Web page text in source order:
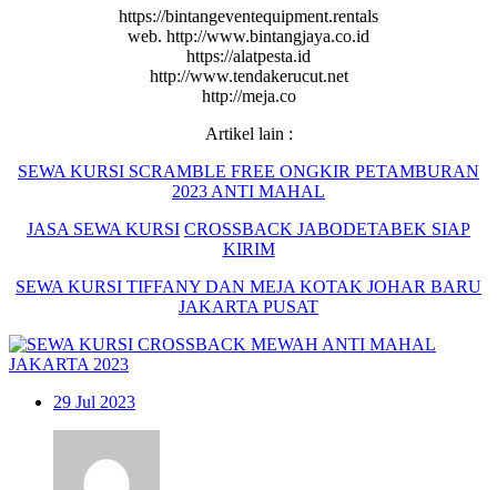
https://bintangeventequipment.rentals
web. http://www.bintangjaya.co.id
https://alatpesta.id
http://www.tendakerucut.net
http://meja.co
Artikel lain :
SEWA KURSI SCRAMBLE FREE ONGKIR PETAMBURAN
2023 ANTI MAHAL
JASA SEWA KURSI CROSSBACK JABODETABEK SIAP
KIRIM
SEWA KURSI TIFFANY DAN MEJA KOTAK JOHAR BARU
JAKARTA PUSAT
29 Jul 2023